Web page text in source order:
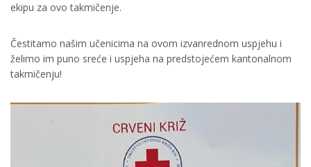
ekipu za ovo takmičenje.
Čestitamo našim učenicima na ovom izvanrednom uspjehu i
želimo im puno sreće i uspjeha na predstojećem kantonalnom
takmičenju!